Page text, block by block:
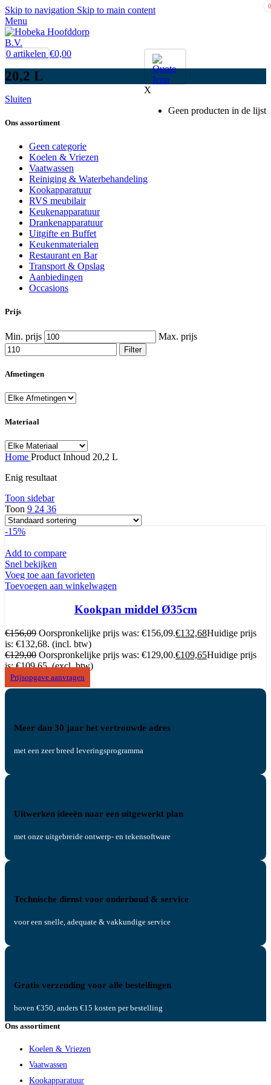
Skip to navigation Skip to main content
Menu
0
X
Geen producten in de lijst
0 artikelen €0,00
20,2 L
Sluiten
Ons assortiment
Geen categorie
Koelen & Vriezen
Vaatwassen
Reiniging & Waterbehandeling
Kookapparatuur
RVS meubilair
Keukenapparatuur
Drankenapparatuur
Uitgifte en Buffet
Keukenmaterialen
Restaurant en Bar
Transport & Opslag
Aanbiedingen
Occasions
Prijs
Min. prijs Max. prijs
Filter
Afmetingen
Materiaal
Home Product Inhoud 20,2 L
Enig resultaat
Toon sidebar
Toon 9 24 36
-15%
Add to compare
Snel bekijken
Voeg toe aan favorieten
Toevoegen aan winkelwagen
Kookpan middel Ø35cm
€156,09 Oorspronkelijke prijs was: €156,09.€132,68Huidige prijs
is: €132,68. (incl. btw)
€129,00 Oorspronkelijke prijs was: €129,00.€109,65Huidige prijs
is: €109,65. (excl. btw)
Prijsopgave aanvragen
Meer dan 30 jaar het vertrouwde adres
met een zeer breed leveringsprogramma
Uitwerken ideeën naar een uitgewerkt plan
met onze uitgebreide ontwerp- en tekensoftware
Technische dienst voor onderhoud & service
voor een snelle, adequate & vakkundige service
Gratis verzending voor alle bestellingen
boven €350, anders €15 kosten per bestelling
Ons assortiment
Koelen & Vriezen
Vaatwassen
Kookapparatuur